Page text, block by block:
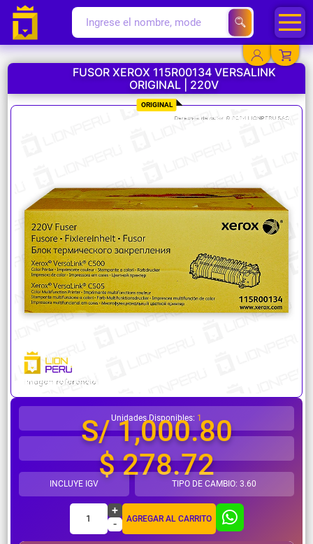
YA EXISTO
SOY NUEVO
¿Necesitas ayuda?
FUSOR XEROX 115R00134 VERSALINK
ORIGINAL | 220V
ORIGINAL
Unidades Disponibles: 1
S/ 1,000.80
$ 278.72
INCLUYE IGV TIPO DE CAMBIO: 3.60
1
+
-
AGREGAR AL CARRITO